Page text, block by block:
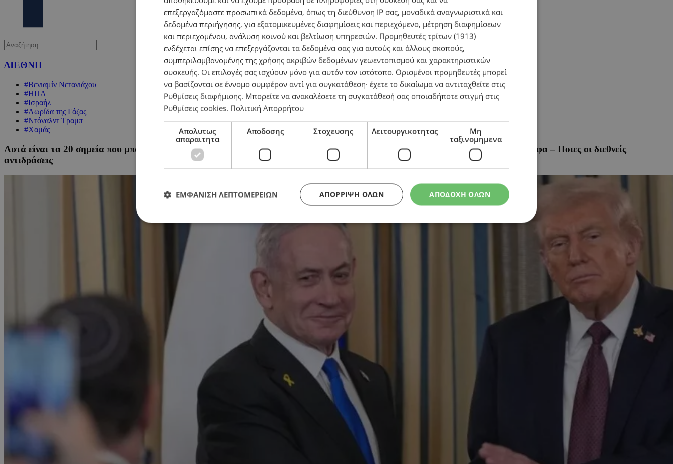
ΔΙΕΘΝΗ
#Βενιαμίν Νετανιάχου
#ΗΠΑ
#Ισραήλ
#Λωρίδα της Γάζας
#Ντόναλντ Τραμπ
#Χαμάς
Αυτά είναι τα 20 σημεία που μπορεί να τερματίσουν τον πόλεμο στη Γάζα – Η προσοχή στη Χαμάς με το χρόνο να μετρά αντίστροφα – Ποιες οι διεθνείς
αντιδράσεις
επεξεργαζόμαστε προσωπικά δεδομένα, όπως τη διεύθυνση IP σας, μοναδικά αναγνωριστικά και
δεδομένα περιήγησης, για εξατομικευμένες διαφημίσεις και περιεχόμενο, μέτρηση διαφημίσεων
και περιεχομένου, ανάλυση κοινού και βελτίωση υπηρεσιών. Προμηθευτές τρίτων (1913)
ενδέχεται επίσης να επεξεργάζονται τα δεδομένα σας για αυτούς και άλλους σκοπούς,
συμπεριλαμβανομένης της χρήσης ακριβών δεδομένων γεωεντοπισμού και χαρακτηριστικών
συσκευής. Οι επιλογές σας ισχύουν μόνο για αυτόν τον ιστότοπο. Ορισμένοι προμηθευτές μπορεί
να βασίζονται σε έννομο συμφέρον αντί για συγκατάθεση· έχετε το δικαίωμα να αντιταχθείτε στις
Ρυθμίσεις διαφήμισης. Μπορείτε να ανακαλέσετε τη συγκατάθεσή σας οποιαδήποτε στιγμή στις
Ρυθμίσεις cookies. Πολιτική Απορρήτου
Απολυτως
απαραιτητα
Αποδοσης Στοχευσης Λειτουργικοτητας
Μη
ταξινομημενα
ΑΠΟΔΟΧΗ ΟΛΩΝ
ΑΠΌΡΡΙΨΗ ΌΛΩΝ
ΕΜΦΑΝΙΣΗ ΛΕΠΤΟΜΕΡΕΙΩΝ